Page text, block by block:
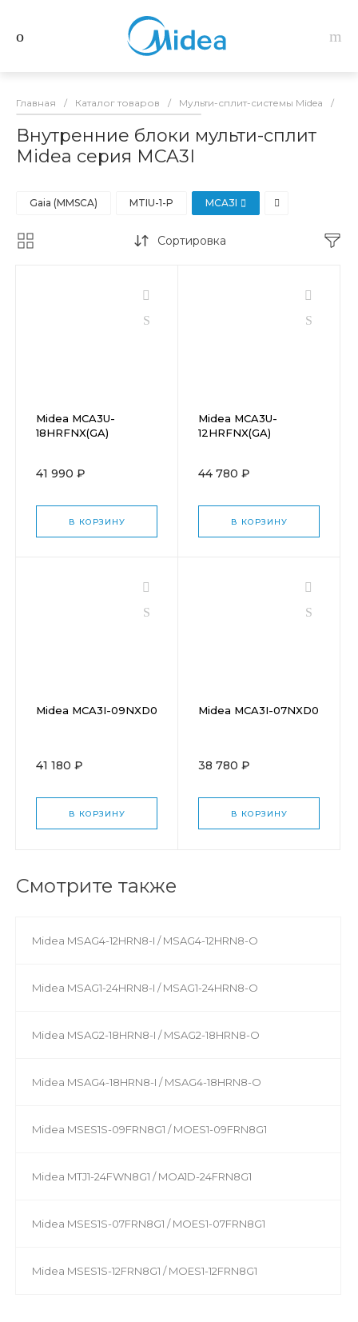
Главная / Каталог товаров / Мульти-сплит-системы Midea /
Внутренние блоки мульти-сплит
Midea серия MCA3I
Gaia (MMSCA) MTIU-1-P MCA3I
Сортировка
Midea MCA3U-
18HRFNX(GA)
41 990 ₽
В КОРЗИНУ
Midea MCA3U-
12HRFNX(GA)
44 780 ₽
В КОРЗИНУ
Midea MCA3I-09NXD0
41 180 ₽
В КОРЗИНУ
Midea MCA3I-07NXD0
38 780 ₽
В КОРЗИНУ
Смотрите также
Midea MSAG4-12HRN8-I / MSAG4-12HRN8-O
Midea MSAG1-24HRN8-I / MSAG1-24HRN8-O
Midea MSAG2-18HRN8-I / MSAG2-18HRN8-O
Midea MSAG4-18HRN8-I / MSAG4-18HRN8-O
Midea MSES1S-09FRN8G1 / MOES1-09FRN8G1
Midea MTJ1-24FWN8G1 / MOA1D-24FRN8G1
Midea MSES1S-07FRN8G1 / MOES1-07FRN8G1
Midea MSES1S-12FRN8G1 / MOES1-12FRN8G1